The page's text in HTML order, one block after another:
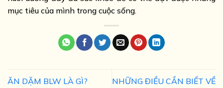
mục tiêu của mình trong cuộc sống.
ĂN DẶM BLW LÀ GÌ?
NHỮNG ĐIỀU CẦN BIẾT VỀ